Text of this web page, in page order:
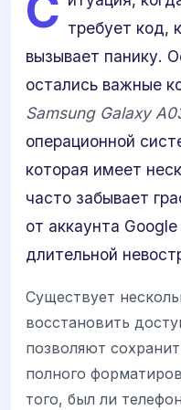
требует код,
вызывает панику.
остались важные
Samsung Galaxy
операционной
которая имеет
часто забывает
от аккаунта
длительной
Существует
восстановить
позволяют
полного
того, был ли